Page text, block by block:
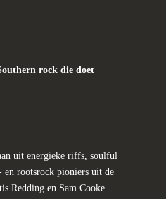
rock die doet
uit energieke riffs, soulful
en rootsrock pioniers uit de
Redding en Sam Cooke.